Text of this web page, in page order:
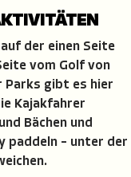
der einen Seite
vom Golf von
Parks gibt es hier
Kajakfahrer
Bächen und
paddeln – unter der